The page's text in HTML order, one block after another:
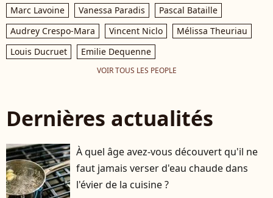
Marc Lavoine Vanessa Paradis
Pascal Bataille
Audrey Crespo-Mara
Vincent Niclo
Mélissa Theuriau
Louis Ducruet
Emilie Dequenne
VOIR TOUS LES PEOPLE
Dernières actualités
À quel âge avez-vous découvert qu'il ne
faut jamais verser d'eau chaude dans
l'évier de la cuisine ?